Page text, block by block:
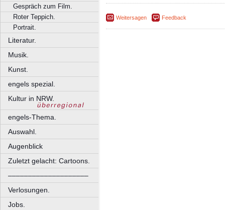
Gespräch zum Film.
Roter Teppich.
Portrait.
Literatur.
Musik.
Kunst.
engels spezial.
Kultur in NRW.
engels-Thema.
Auswahl.
Augenblick
Zuletzt gelacht: Cartoons.
––––––––––––––––––––
Verlosungen.
Jobs.
Weitersagen Feedback